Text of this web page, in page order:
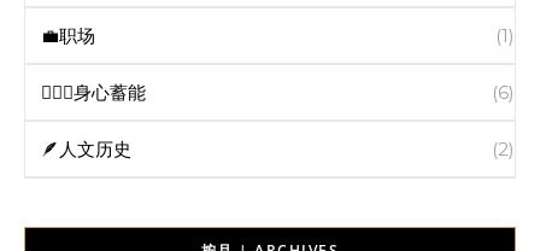
💼职场 (1)
🧘🏻‍♀️身心蓄能 (6)
🪶人文历史 (2)